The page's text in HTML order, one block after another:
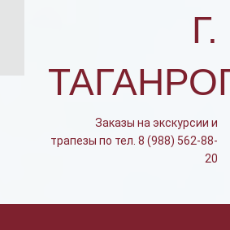
Г.
Заказы на экскурсии и
трапезы по тел. 8 (988) 562-88-
20